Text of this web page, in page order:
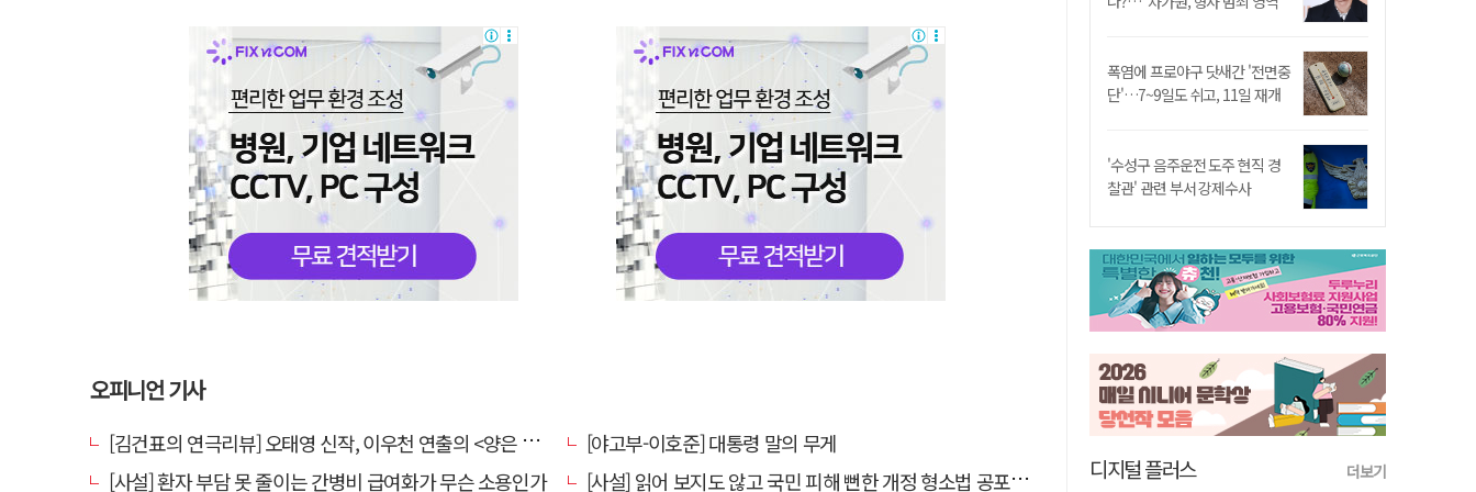
오피니언 기사
[김건표의 연극리뷰] 오태영 신작, 이우천 연출의 <양은 양순하다>"국민을 온순한 양으로 길들이는 전체주의적 정치의 알레고리"
[야고부-이호준] 대통령 말의 무게
[사설] 환자 부담 못 줄이는 간병비 급여화가 무슨 소용인가
[사설] 읽어 보지도 않고 국민 피해 뻔한 개정 형소법 공포한 대통령
폭염에 프로야구 닷새간 '전면중
단'…7~9일도 쉬고, 11일 재개
'수성구 음주운전 도주 현직 경
찰관' 관련 부서 강제수사
디지털 플러스 더보기